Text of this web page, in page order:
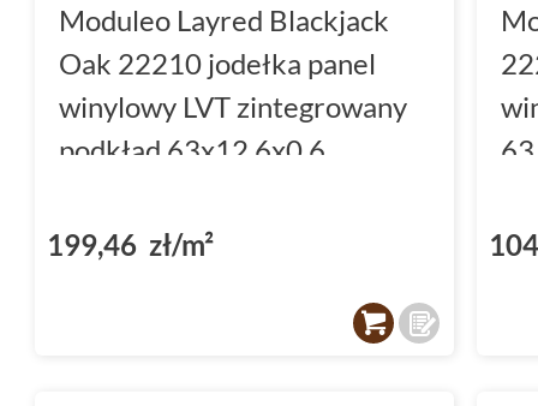
Moduleo Layred Blackjack
Oak 22210 jodełka panel
winylowy LVT zintegrowany
podkład 63x12.6x0.6
199,46 zł/m²